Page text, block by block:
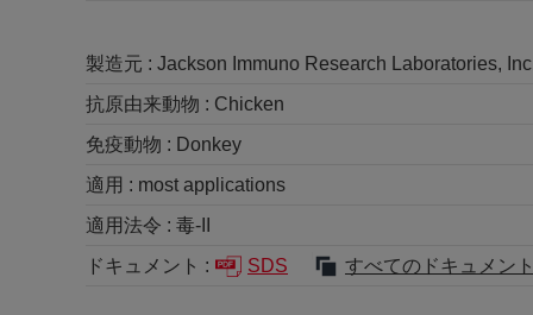
製造元 : Jackson Immuno Research Laboratories,
抗原由来動物 : Chicken
免疫動物 : Donkey
適用 : most applications
適用法令 : 毒-II
ドキュメント :
SDS すべてのドキュメン